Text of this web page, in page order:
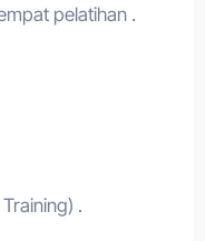
pelatihan .
.